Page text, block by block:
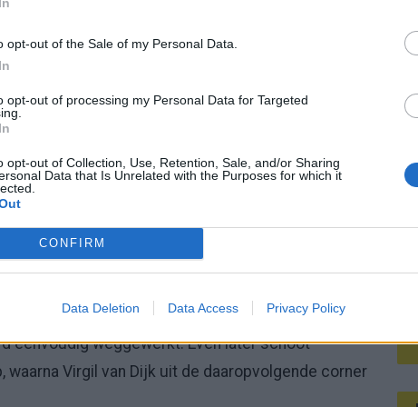
opt-out of the Sale of my Personal Data.
opt-out of processing my Personal Data for Targeted
opt-out of Collection, Use, Retention, Sale, and/or Sharing
Data that Is Unrelated with the Purposes for which it
CONFIRM
Data Deletion Data Access Privacy Policy
was het alweer zijn zesde rake penalty in het
penaltymoment, toen Malen naar de grond ging in
Pennington zag er echter niets in en ook
bleef het gevaar van Oezbekistan beperkt. Vlak voor
in eigen doel, maar de bal ging naast. Daardoor
in.
balbezit, maar het lukte de ploeg van Koeman niet
kreeg een vrije trap net buiten het
eenvoudig weggewerkt. Even later schoot
Virgil van Dijk uit de daaropvolgende corner